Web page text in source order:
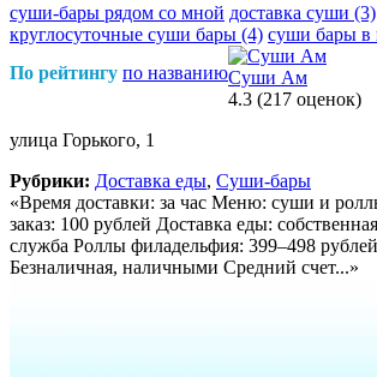
суши-бары рядом со мной доставка суши (3)
круглосуточные суши бары (4) суши бары в
По рейтингу по названиюСуши Ам
4.3 (217 оценок)
улица Горького, 1
Рубрики: Доставка еды, Суши-бары
«Время доставки: за час Меню: суши и
заказ: 100 рублей Доставка еды:
служба Роллы филадельфия: 399–498
Безналичная, наличными Средний счет...»